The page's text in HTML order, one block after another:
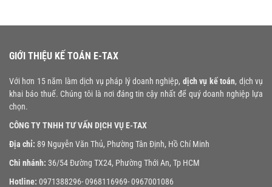
GIỚI THIỆU KẾ TOÁN E-TAX
Với hơn 15 năm làm dịch vụ pháp lý doanh nghiệp, dịch vụ kế toán, dịch vụ
khai báo thuế. Chúng tôi là nơi đáng tin cậy nhất để quý doanh nghiệp lựa
chọn.
CÔNG TY TNHH TƯ VẤN DỊCH VỤ E-TAX
Địa chỉ: 89 Nguyễn Văn Thủ, Phường Tân Định, Hồ Chí Minh
Chi nhánh: 36/54 Đường TX24, Phường Thới An, Tp HCM
Hotline: 0971388296- 0968116969- 0967001086